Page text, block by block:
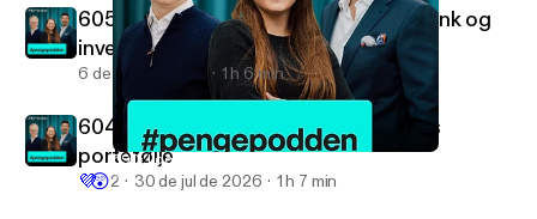
590: I gode og onder dager med Thomas Nielsen
#pengepodden
605: Dypdykk i Berkshire, Morrow Bank og
investorens favorittcase
6 de ago de 2026 1 h 6 min
604: Mads og Roger dissekerer Elses
portefølje
💜😲2 30 de jul de 2026 1 h 7 min